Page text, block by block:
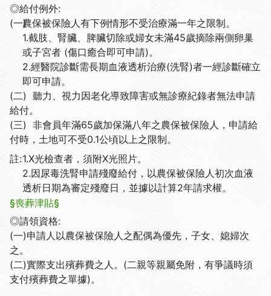
◎給付例外:
(一)農保被保險人有下例情形不受治療滿一年之限制。
1.截肢、腎臟、脾臟切除或婦女未滿45歲摘除兩側卵巢
或子宮者 (傷口癒合即可申請)。
2.經醫院診斷需長期血液透析治療(洗腎)者一經診斷確立
即可申請。
(二) 聽力、視力因老化導致障害或無診療紀錄者無法申請
給付。
(三) 非會員年滿65歲加保滿八年之農保被保險人，申請給
付時，土地可不受0.1公頃以上之限制。
註:1.X光檢查者，須附X光照片。
2.因尿毒洗腎申請殘廢給付，以農保被保險人初次血液
透析日期為審定殘廢日，並據以計算2年請求權。
§喪葬津貼§
◎請領資格:
(一)申請人以農保被保險人之配偶為優先，子女、媳婦次
之。
(二)實際支出殯葬費之人。(二親等親屬免附，有爭議時須
支付殯葬費之單據)。